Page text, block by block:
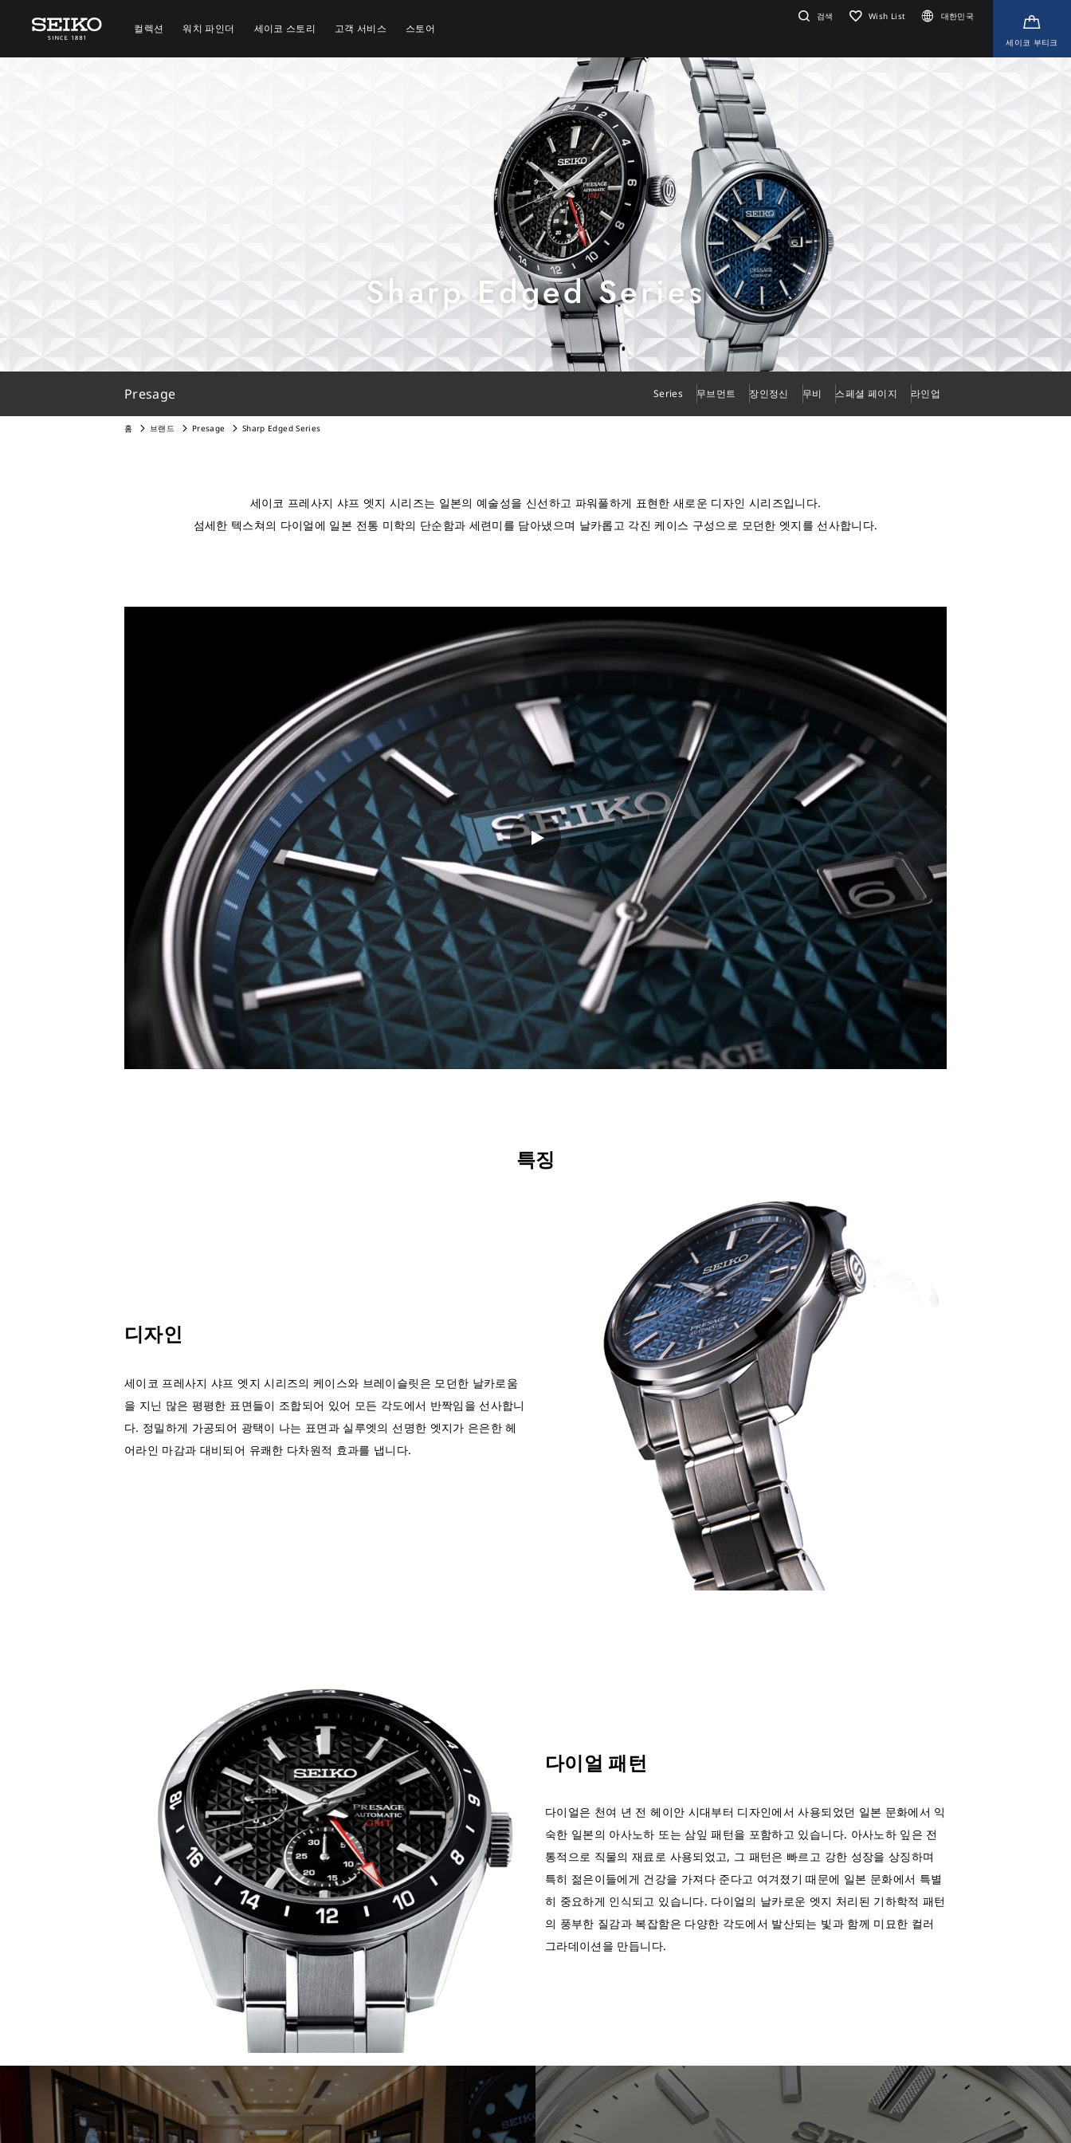
컬렉션 워치 파인더 세이코 스토리 고객 서비스 스토어
검색 Wish List 대한민국
세이코 부티크
Sharp Edged Series
Presage Series 무브먼트 장인정신 무비 스페셜 페이지 라인업
홈 브랜드 Presage Sharp Edged Series
세이코 프레사지 샤프 엣지 시리즈는 일본의 예술성을 신선하고 파워풀하게 표현한 새로운 디자인 시리즈입니다.
섬세한 텍스쳐의 다이얼에 일본 전통 미학의 단순함과 세련미를 담아냈으며 날카롭고 각진 케이스 구성으로 모던한 엣지를 선사합니다.
특징
디자인
세이코 프레사지 샤프 엣지 시리즈의 케이스와 브레이슬릿은 모던한 날카로움
을 지닌 많은 평평한 표면들이 조합되어 있어 모든 각도에서 반짝임을 선사합니
다. 정밀하게 가공되어 광택이 나는 표면과 실루엣의 선명한 엣지가 은은한 헤
어라인 마감과 대비되어 유쾌한 다차원적 효과를 냅니다.
다이얼 패턴
다이얼은 천여 년 전 헤이안 시대부터 디자인에서 사용되었던 일본 문화에서 익
숙한 일본의 아사노하 또는 삼잎 패턴을 포함하고 있습니다. 아사노하 잎은 전
통적으로 직물의 재료로 사용되었고, 그 패턴은 빠르고 강한 성장을 상징하며
특히 젊은이들에게 건강을 가져다 준다고 여겨졌기 때문에 일본 문화에서 특별
히 중요하게 인식되고 있습니다. 다이얼의 날카로운 엣지 처리된 기하학적 패턴
의 풍부한 질감과 복잡함은 다양한 각도에서 발산되는 빛과 함께 미묘한 컬러
그라데이션을 만듭니다.